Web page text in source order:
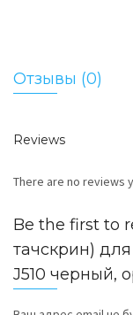
Отзывы (0)
Reviews
There are no reviews
Be the first to
тачскрин)
J510 черный,